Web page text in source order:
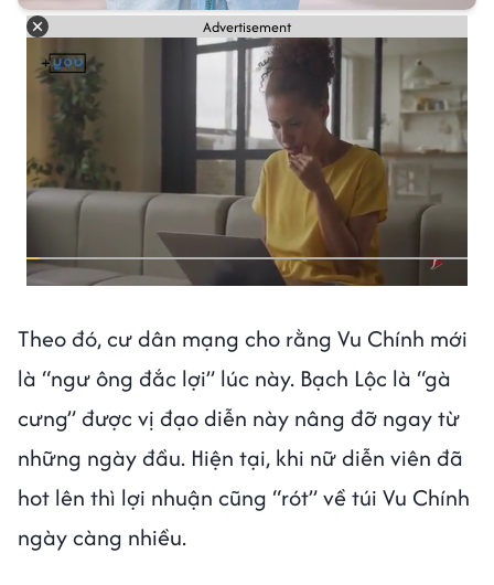
Advertisement
Theo đó, cư dân mạng cho rằng Vu Chính mới
là “ngư ông đắc lợi” lúc này. Bạch Lộc là “gà
cưng” được vị đạo diễn này nâng đỡ ngay từ
những ngày đầu. Hiện tại, khi nữ diễn viên đã
hot lên thì lợi nhuận cũng “rót” về túi Vu Chính
ngày càng nhiều.